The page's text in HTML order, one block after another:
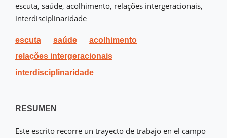
escuta, saúde, acolhimento, relações intergeracionais,
interdisciplinaridade
escuta saúde
acolhimento
relações intergeracionais
interdisciplinaridade
RESUMEN
Este escrito recorre un trayecto de trabajo en el campo